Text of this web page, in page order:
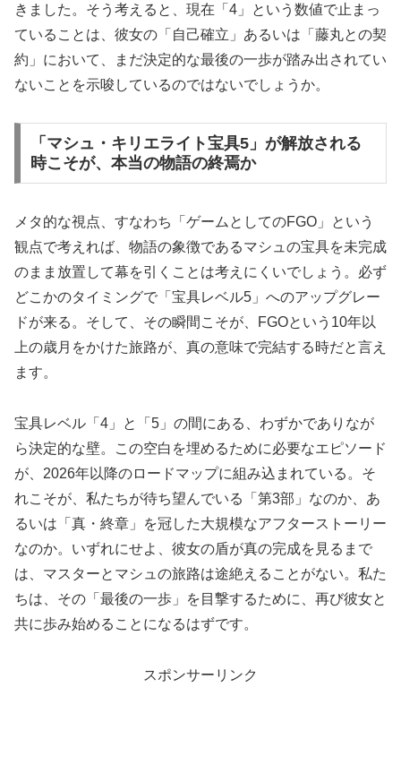
きました。そう考えると、現在「4」という数値で止まっ
ていることは、彼女の「自己確立」あるいは「藤丸との契
約」において、まだ決定的な最後の一歩が踏み出されてい
ないことを示唆しているのではないでしょうか。
「マシュ・キリエライト宝具5」が解放される
時こそが、本当の物語の終焉か
メタ的な視点、すなわち「ゲームとしてのFGO」という
観点で考えれば、物語の象徴であるマシュの宝具を未完成
のまま放置して幕を引くことは考えにくいでしょう。必ず
どこかのタイミングで「宝具レベル5」へのアップグレー
ドが来る。そして、その瞬間こそが、FGOという10年以
上の歳月をかけた旅路が、真の意味で完結する時だと言え
ます。
宝具レベル「4」と「5」の間にある、わずかでありなが
ら決定的な壁。この空白を埋めるために必要なエピソード
が、2026年以降のロードマップに組み込まれている。そ
れこそが、私たちが待ち望んでいる「第3部」なのか、あ
るいは「真・終章」を冠した大規模なアフターストーリー
なのか。いずれにせよ、彼女の盾が真の完成を見るまで
は、マスターとマシュの旅路は途絶えることがない。私た
ちは、その「最後の一歩」を目撃するために、再び彼女と
共に歩み始めることになるはずです。
スポンサーリンク